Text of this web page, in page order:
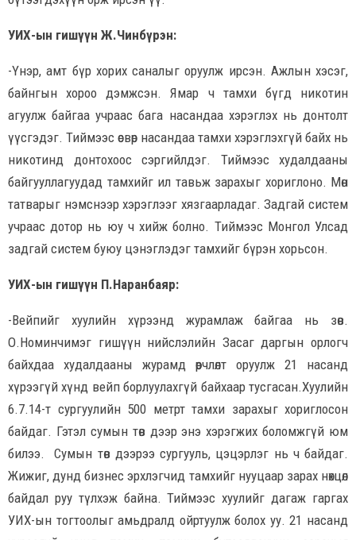
УИХ-ын гишүүн Ж.Чинбүрэн:
-Үнэр, амт бүр хорих саналыг оруулж ирсэн. Ажлын хэсэг,
байнгын хороо дэмжсэн. Ямар ч тамхи бүгд никотин
агуулж байгаа учраас бага насандаа хэрэглэх нь донтолт
үүсгэдэг. Тиймээс өсвөр насандаа тамхи хэрэглэхгүй байх нь
никотинд донтохоос сэргийлдэг. Тиймээс худалдааны
байгууллагуудад тамхийг ил тавьж зарахыг хориглоно. Мөн
татварыг нэмснээр хэрэглээг хязгаарладаг. Задгай систем
учраас дотор нь юу ч хийж болно. Тиймээс Монгол Улсад
задгай систем буюу цэнэглэдэг тамхийг бүрэн хорьсон.
УИХ-ын гишүүн П.Наранбаяр:
-Вейпийг хуулийн хүрээнд журамлаж байгаа нь зөв.
О.Номинчимэг гишүүн нийслэлийн Засаг даргын орлогч
байхдаа худалдааны журамд өөрчлөлт оруулж 21 насанд
хүрээгүй хүнд вейп борлуулахгүй байхаар тусгасан.Хуулийн
6.7.14-т сургуулийн 500 метрт тамхи зарахыг хориглосон
байдаг. Гэтэл сумын төв дээр энэ хэрэгжих боломжгүй юм
билээ. Сумын төв дээрээ сургууль, цэцэрлэг нь ч байдаг.
Жижиг, дунд бизнес эрхлэгчид тамхийг нууцаар зарах нөхцөл
байдал руу түлхэж байна. Тиймээс хуулийг дагаж гаргах
УИХ-ын тогтоолыг амьдралд ойртуулж болох уу. 21 насанд